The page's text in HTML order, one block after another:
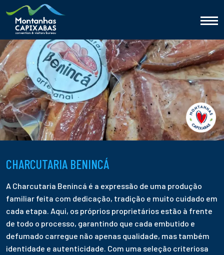
CHARCUTARIA BENINCÁ
A Charcutaria Benincá é a expressão de uma produção
familiar feita com dedicação, tradição e muito cuidado em
cada etapa. Aqui, os próprios proprietários estão à frente
de todo o processo, garantindo que cada embutido e
defumado carregue não apenas qualidade, mas também
identidade e autenticidade. Com uma seleção criteriosa